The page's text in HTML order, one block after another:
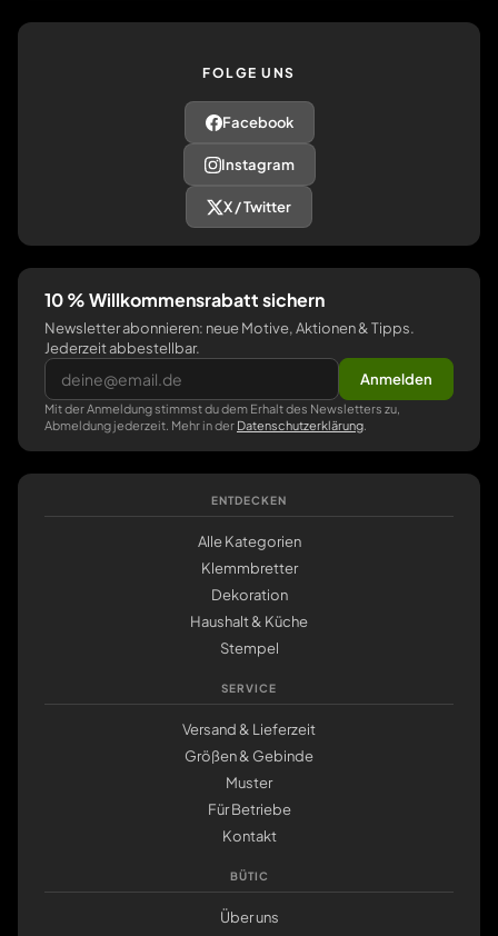
FOLGE UNS
Facebook
Instagram
X / Twitter
10 % Willkommensrabatt sichern
Newsletter abonnieren: neue Motive, Aktionen & Tipps.
Jederzeit abbestellbar.
Anmelden
Mit der Anmeldung stimmst du dem Erhalt des Newsletters zu,
Abmeldung jederzeit. Mehr in der Datenschutzerklärung
ENTDECKEN
Alle Kategorien
Klemmbretter
Dekoration
Haushalt & Küche
Stempel
SERVICE
Versand & Lieferzeit
Größen & Gebinde
Muster
Für Betriebe
Kontakt
BÜTIC
Über uns